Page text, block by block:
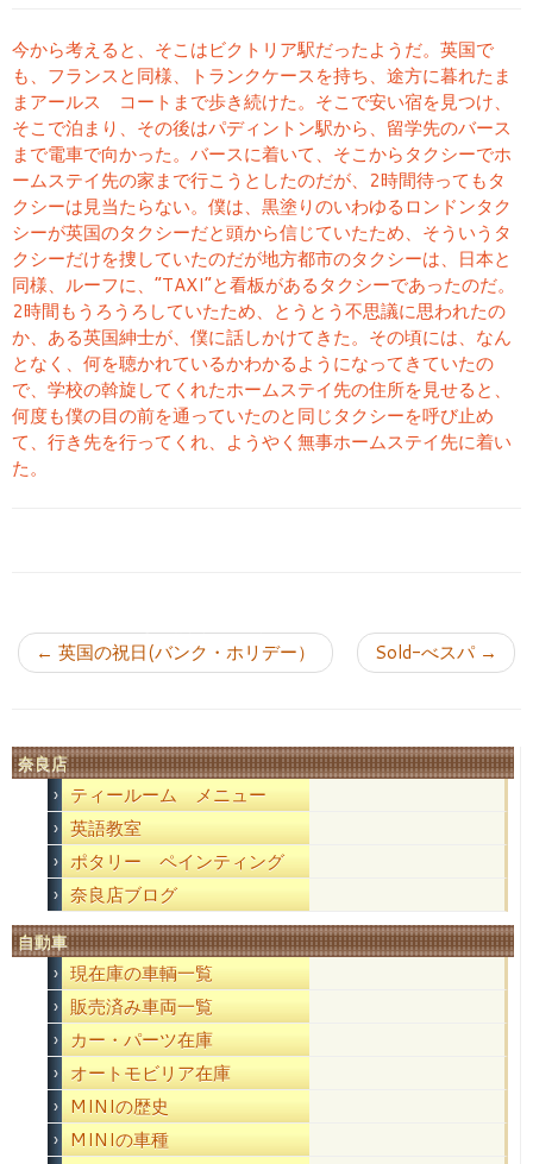
今から考えると、そこはビクトリア駅だったようだ。英国で
も、フランスと同様、トランクケースを持ち、途方に暮れたま
まアールス コートまで歩き続けた。そこで安い宿を見つけ、
そこで泊まり、その後はパディントン駅から、留学先のバース
まで電車で向かった。バースに着いて、そこからタクシーでホ
ームステイ先の家まで行こうとしたのだが、2時間待ってもタ
クシーは見当たらない。僕は、黒塗りのいわゆるロンドンタク
シーが英国のタクシーだと頭から信じていたため、そういうタ
クシーだけを捜していたのだが地方都市のタクシーは、日本と
同様、ルーフに、“TAXI”と看板があるタクシーであったのだ。
2時間もうろうろしていたため、とうとう不思議に思われたの
か、ある英国紳士が、僕に話しかけてきた。その頃には、なん
となく、何を聴かれているかわかるようになってきていたの
で、学校の斡旋してくれたホームステイ先の住所を見せると、
何度も僕の目の前を通っていたのと同じタクシーを呼び止め
て、行き先を行ってくれ、ようやく無事ホームステイ先に着い
た。
← 英国の祝日(バンク・ホリデー） Sold-べスパ →
奈良店
ティールーム メニュー
英語教室
ポタリー ペインティング
奈良店ブログ
自動車
現在庫の車輌一覧
販売済み車両一覧
カー・パーツ在庫
オートモビリア在庫
MINIの歴史
MINIの車種